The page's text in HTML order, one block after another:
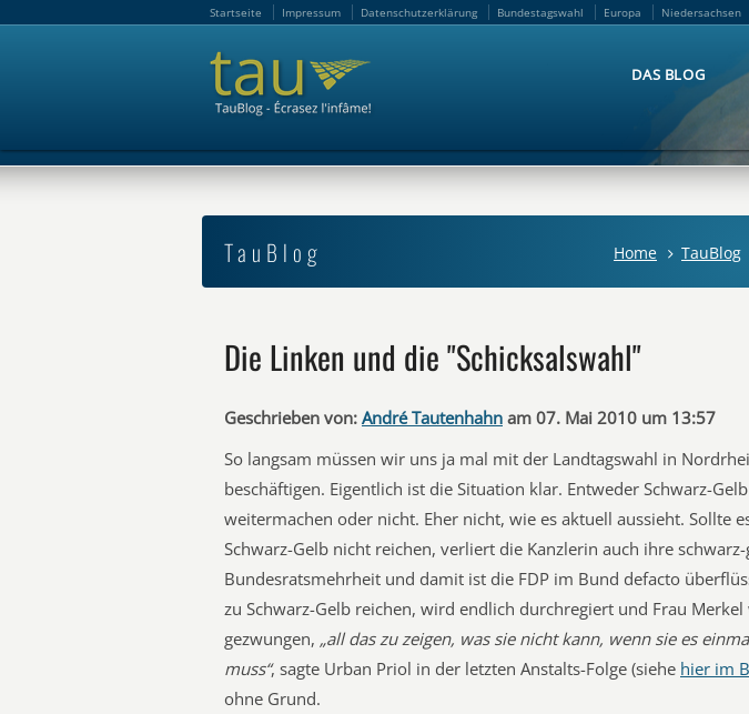
Startseite Impressum Datenschutzerklärung Bundestagswahl Europa Niedersachsen
DAS BLOG
TauBlog Home TauBlog
Die Linken und die "Schicksalswahl"
Geschrieben von: André Tautenhahn am 07. Mai 2010 um 13:57
So langsam müssen wir uns ja mal mit der Landtagswahl in
beschäftigen. Eigentlich ist die Situation klar. Entweder Schwarz-
weitermachen oder nicht. Eher nicht, wie es aktuell aussieht. Sollte
Schwarz-Gelb nicht reichen, verliert die Kanzlerin auch ihre
Bundesratsmehrheit und damit ist die FDP im Bund defacto
zu Schwarz-Gelb reichen, wird endlich durchregiert und Frau
gezwungen, „all das zu zeigen, was sie nicht kann, wenn sie es
muss“, sagte Urban Priol in der letzten Anstalts-Folge (siehe hier im
ohne Grund.
Startseite Impressum Datenschutzerklärung Bundestagswahl Europa Niedersachsen
DAS BLOG